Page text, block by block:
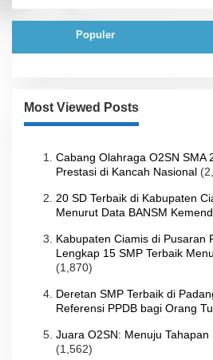
Populer
Most Viewed Posts
Cabang Olahraga O2SN SMA
Prestasi di Kancah Nasional
20 SD Terbaik di Kabupaten
Menurut Data BANSM
Kabupaten Ciamis di Pusaran
Lengkap 15 SMP Terbaik
(1,870)
Deretan SMP Terbaik di
Referensi PPDB bagi Orang
Juara O2SN: Menuju
(1,562)